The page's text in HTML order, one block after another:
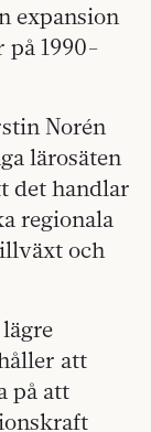
expansion
på 1990-
Norén
lärosäten
det handlar
regionala
och
att
på att